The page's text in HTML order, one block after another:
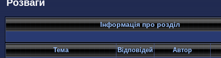
Розваги
Інформація про розділ
Тема Відповідей Автор